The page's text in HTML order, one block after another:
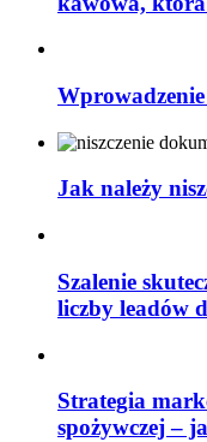
Jak należy
Szalenie
liczby leadów
Strategia
spożywczej –